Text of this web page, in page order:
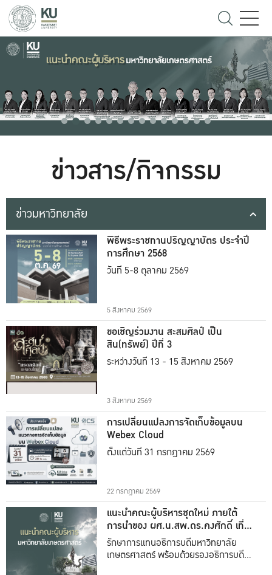
ข่าวสาร/กิจกรรม
ข่าวมหาวิทยาลัย
พิธีพระราชทานปริญญาบัตร ประจำปี
การศึกษา 2568
วันที่ 5-8 ตุลาคม 2569
5 สิงหาคม 2569
ขอเชิญร่วมงาน สะสมศิลป์ เป็น
สิน(ทรัพย์) ปีที่ 3
ระหว่างวันที่ 13 - 15 สิงหาคม 2569
3 สิงหาคม 2569
การเปลี่ยนแปลงการจัดเก็บข้อมูลบน
Webex Cloud
ตั้งแต่วันที่ 31 กรกฎาคม 2569
22 กรกฎาคม 2569
แนะนำคณะผู้บริหารชุดใหม่ ภายใต้
การนำของ ผศ.น.สพ.ดร.คงศักดิ์ เที่ยง
ธรรม
รักษาการแทนอธิการบดีมหาวิทยาลัย
เกษตรศาสตร์ พร้อมด้วยรองอธิการบดีทั้ง